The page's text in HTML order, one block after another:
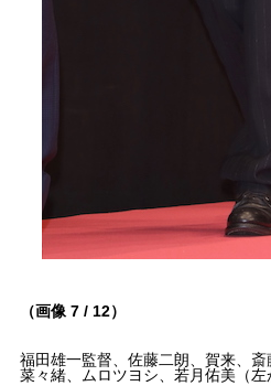
（画像 7 / 12）
福田雄一監督、佐藤二朗、賀来、斎
菜々緒、ムロツヨシ、若月佑美（左